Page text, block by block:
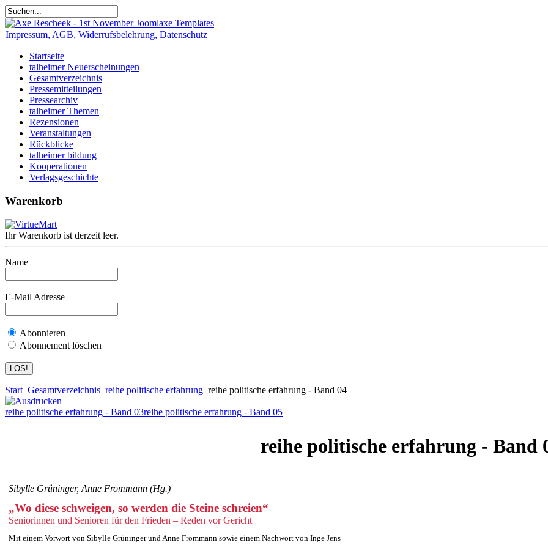
Impressum, AGB, Widerrufsbelehrung, Datenschutz
Startseite
talheimer Neuerscheinungen
Gesamtverzeichnis
Pressemitteilungen
Pressearchiv
talheimer Themen
Rezensionen
Veranstaltungen
Rückblicke
talheimer bildung
Kooperationen
Verlagsgeschichte
Warenkorb
Ihr Warenkorb ist derzeit leer.
Name
E-Mail Adresse
Abonnieren
Abonnement löschen
Start Gesamtverzeichnis reihe politische erfahrung reihe politische erfahrung - Band 04
reihe politische erfahrung - Band 03reihe politische erfahrung - Band 05
reihe politische erfahrung - Band
Sibylle Grüninger, Anne Frommann (Hg.)
„Wo diese schweigen, so werden die Steine schreien“
Seniorinnen und Senioren für den Frieden – Reden vor Gericht
Mit einem Vorwort von Sibylle Grüninger und Anne Frommann sowie einem Nachwort von Inge Jens